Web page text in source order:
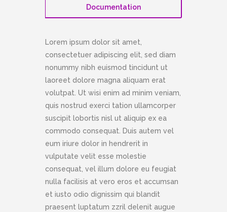
Documentation
Lorem ipsum dolor sit amet,
consectetuer adipiscing elit, sed diam
nonummy nibh euismod tincidunt ut
laoreet dolore magna aliquam erat
volutpat. Ut wisi enim ad minim veniam,
quis nostrud exerci tation ullamcorper
suscipit lobortis nisl ut aliquip ex ea
commodo consequat. Duis autem vel
eum iriure dolor in hendrerit in
vulputate velit esse molestie
consequat, vel illum dolore eu feugiat
nulla facilisis at vero eros et accumsan
et iusto odio dignissim qui blandit
praesent luptatum zzril delenit augue